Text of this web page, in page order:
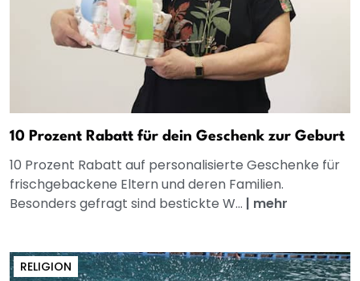
10 Prozent Rabatt für dein Geschenk zur Geburt
10 Prozent Rabatt auf personalisierte Geschenke für
frischgebackene Eltern und deren Familien.
Besonders gefragt sind bestickte W... | mehr
RELIGION